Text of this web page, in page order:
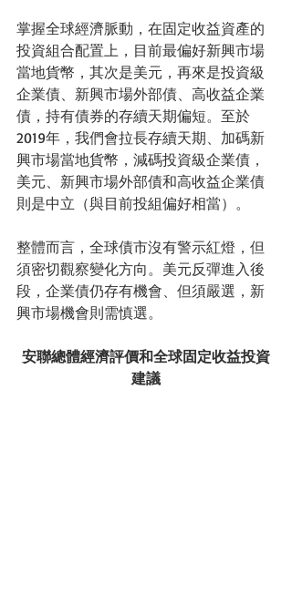
掌握全球經濟脈動，在固定收益資產的
投資組合配置上，目前最偏好新興市場
當地貨幣，其次是美元，再來是投資級
企業債、新興市場外部債、高收益企業
債，持有債券的存續天期偏短。至於
2019年，我們會拉長存續天期、加碼新
興市場當地貨幣，減碼投資級企業債，
美元、新興市場外部債和高收益企業債
則是中立（與目前投組偏好相當）。
整體而言，全球債市沒有警示紅燈，但
須密切觀察變化方向。美元反彈進入後
段，企業債仍存有機會、但須嚴選，新
興市場機會則需慎選。
安聯總體經濟評價和全球固定收益投資
建議